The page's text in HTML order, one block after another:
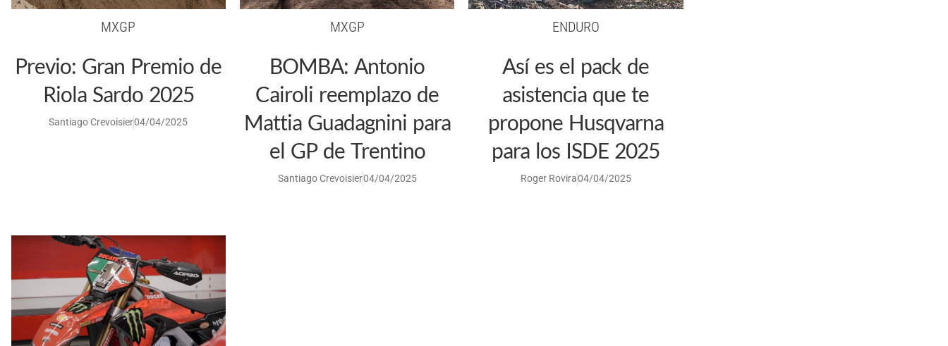
MXGP
Previo: Gran Premio de
Riola Sardo 2025
Santiago Crevoisier04/04/2025
MXGP
BOMBA: Antonio
Cairoli reemplazo de
Mattia Guadagnini para
el GP de Trentino
Santiago Crevoisier04/04/2025
ENDURO
Así es el pack de
asistencia que te
propone Husqvarna
para los ISDE 2025
Roger Rovira04/04/2025